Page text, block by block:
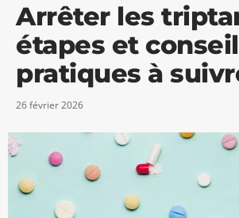
Arrêter les
étapes et
pratiques à
26 février 2026